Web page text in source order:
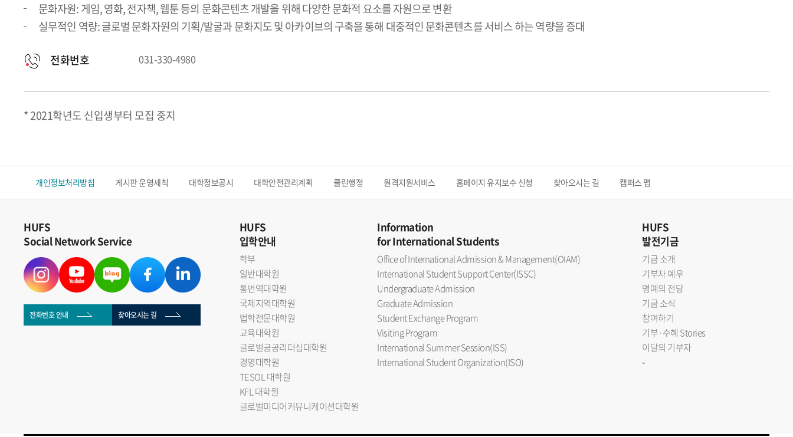
문화자원: 게임, 영화, 전자책, 웹툰 등의 문화콘텐츠 개발을 위해 다양한 문화적 요소를 자원으로 변환
실무적인 역량: 글로벌 문화자원의 기획/발굴과 문화지도 및 아카이브의 구축을 통해 대중적인 문화콘텐츠를 서비스 하는 역량을 증대
전화번호 031-330-4980
* 2021학년도 신입생부터 모집 중지
개인정보처리방침 게시판 운영세칙 대학정보공시 대학안전관리계획 클린행정 원격지원서비스 홈페이지 유지보수 신청 찾아오시는 길 캠퍼스 맵
HUFS
Social Network Service
전화번호 안내 찾아오시는 길
HUFS
입학안내
학부
일반대학원
통번역대학원
국제지역대학원
법학전문대학원
교육대학원
글로벌공공리더십대학원
경영대학원
TESOL 대학원
KFL 대학원
글로벌미디어커뮤니케이션대학원
Information
for International Students
Office of International Admission & Management(OIAM)
International Student Support Center(ISSC)
Undergraduate Admission
Graduate Admission
Student Exchange Program
Visiting Program
International Summer Session(ISS)
International Student Organization(ISO)
HUFS
발전기금
기금 소개
기부자 예우
명예의 전당
기금 소식
참여하기
기부·수혜 Stories
이달의 기부자
-